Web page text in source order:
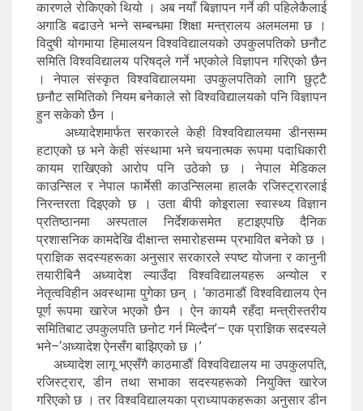
कारणले रोकिएको थियो । अब नयाँ बिज्ञापन गर्ने की पहिलेकैलाई
अगाडि बढाउने भन्ने सम्बन्धमा शिक्षा मन्त्रालय अलमलमा छ ।
विदुषी योगमाया हिमालयन विश्वविद्यालयको उपकुलपतिको छनौट
समिति विश्वविद्यालय परिषद्ले गर्ने भएकोले विज्ञापन गरिएको छैन
। नेपाल संस्कृत विश्वविद्यालयमा उपकुलपतिको लागि छुट्टै
छनौट समितिको नियम बनेकाले सो विश्वविद्यालयको पनि विज्ञापन
हुन सकेको छैन ।
अध्यादेशमार्फत सरकारले केही विश्वविद्यालयमा डीनसम्म
हटाएको छ भने केही संस्थामा भने चयनात्मक रूपमा पदाधिकारी
कायम राखिएको आरोप पनि उठेको छ । नेपाल मेडिकल
काउन्सिल र नेपाल फार्मेसी काउन्सिलमा हालकै रजिस्ट्रारलाई
निरन्तरता दिइएको छ । उता बीपी कोइराला स्वास्थ्य विज्ञान
प्रतिष्ठानमा अस्पताल निर्देशकसमेत हटाइएपछि दैनिक
प्रशासनिक कामदेखि दीक्षान्त समारोहसम्म प्रभावित बनेको छ ।
प्राज्ञिक सदस्यहरूका अनुसार सरकारले स्पष्ट योजना र कानुनी
तयारीबिनै अध्यादेश ल्याउँदा विश्वविद्यालयहरू अन्योल र
नेतृत्वविहीन अवस्थामा पुगेका छन् । ‘काठमाडौं विश्वविद्यालय ऐन
पूर्ण रूपमा खारेज भएको छैन । ऐन कायमै रहँदा मन्त्रीस्तरीय
समितिबाट उपकुलपति छनोट गर्न मिल्दैन’– एक प्राज्ञिक सदस्यले
भने–‘अध्यादेश ऐनसँग बाझिएको छ ।’
अध्यादेश लागू भएसँगै काठमाडौं विश्वविद्यालय मा उपकुलपति,
रजिस्ट्रार, डीन तथा सभाका सदस्यहरूको नियुक्ति खारेज
गरिएको छ । तर विश्वविद्यालयका प्राध्यापकहरूका अनुसार डीन